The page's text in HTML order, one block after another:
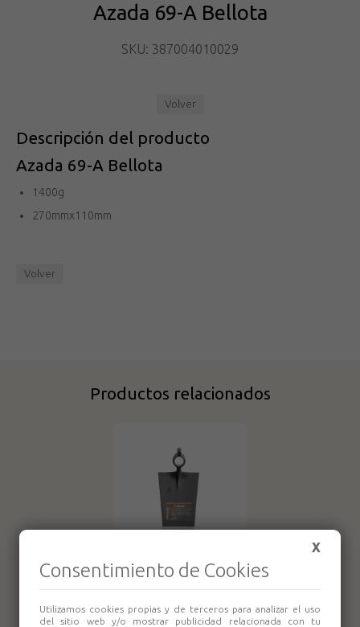
Azada 69-A Bellota
SKU: 387004010029
Volver
Descripción del producto
Azada 69-A Bellota
1400g
270mmx110mm
Volver
Productos relacionados
Azada 69-B
X
Consentimiento de Cookies
Utilizamos cookies propias y de terceros para analizar el uso
del sitio web y/o mostrar publicidad relacionada con tu